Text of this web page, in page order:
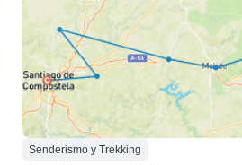
Senderismo y Trekking